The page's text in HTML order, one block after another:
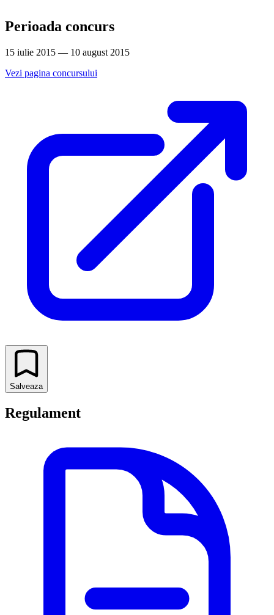
Perioada concurs
15 iulie 2015 — 10 august 2015
Vezi pagina concursului
Salveaza
Regulament